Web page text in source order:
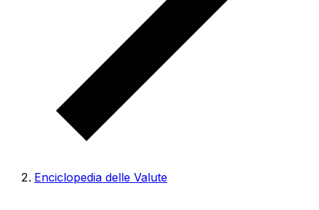
Enciclopedia delle Valute